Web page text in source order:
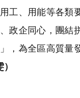
工、用能等各類
政企同心，團結
，為全區高質量